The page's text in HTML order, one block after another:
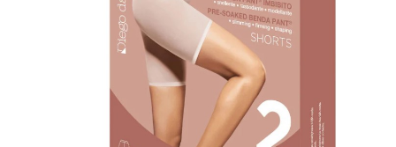
TRATTAMENTI
Trattamento Viso Antieta
Trattamento Viso Giorno
Trattamento Viso Notte
Trattamento Viso 24 Ore
Trattamento Viso Bb E Cc
Cream